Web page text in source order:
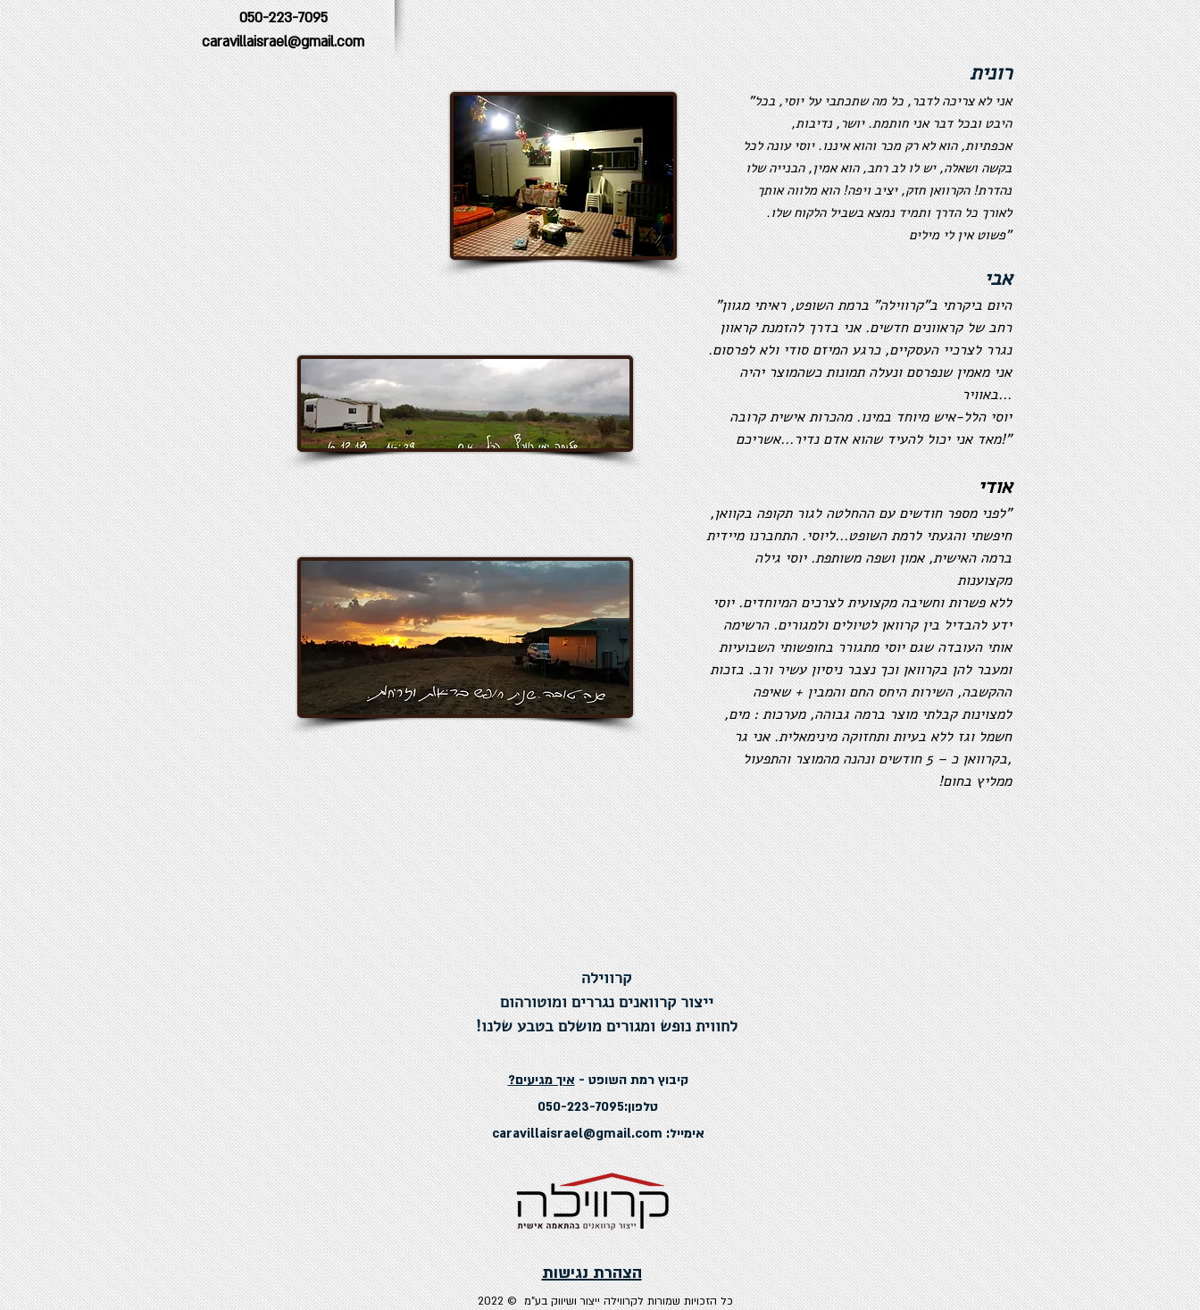
050-223-7095
caravillaisrael@gmail.com
רונית
"אני לא צריכה לדבר, כל מה שתכתבי על יוסי, בכל
היבט ובכל דבר אני חותמת. יושר, נדיבות,
אכפתיות, הוא לא רק מכר והוא איננו. יוסי עונה לכל
בקשה ושאלה, יש לו לב רחב, הוא אמין, הבנייה שלו
נהדרת! הקרוואן חזק, יציב ויפה! הוא מלווה אותך
לאורך כל הדרך ותמיד נמצא בשביל הלקוח שלו.
פשוט אין לי מילים"
אבי
"היום ביקרתי ב"קרווילה" ברמת השופט, ראיתי מגוון
רחב של קראוונים חדשים. אני בדרך להזמנת קראוון
נגרר לצרכיי העסקיים, כרגע המיזם סודי ולא לפרסום.
אני מאמין שנפרסם ונעלה תמונות כשהמוצר יהיה
באוויר...
יוסי הלל-איש מיוחד במינו. מהכרות אישית קרובה
מאד אני יכול להעיד שהוא אדם נדיר...אשריכם!"
אודי
,לפני מספר חודשים עם ההחלטה לגור תקופה בקוואן"
חיפשתי והגעתי לרמת השופט...ליוסי. התחברנו מיידית
ברמה האישית, אמון ושפה משותפת. יוסי גילה
מקצוענות
ללא פשרות וחשיבה מקצועית לצרכים המיוחדים. יוסי
ידע להבדיל בין קרוואן לטיולים ולמגורים. הרשימה
אותי העובדה שגם יוסי מתגורר בחופשותי השבועיות
ומעבר להן בקרוואן וכך נצבר ניסיון עשיר ורב. בזכות
ההקשבה, השירות היחס החם והמבין + שאיפה
למצוינות קבלתי מוצר ברמה גבוהה, מערכות : מים,
חשמל וגז ללא בעיות ותחזוקה מינימאלית. אני גר
בקרוואן כ – 5 חודשים ונהנה מהמוצר והתפעול,
!ממליץ בחום
קרווילה
ייצור קרוואנים נגררים ומוטורהום
לחווית נופש ומגורים מושלם בטבע שלנו!
קיבוץ רמת השופט -איך מגיעים?
טלפון:050-223-7095
אימייל:caravillaisrael@gmail.com
הצהרת נגישות
כל הזכויות שמורות לקרווילה ייצור ושיווק בע"מ © 2022